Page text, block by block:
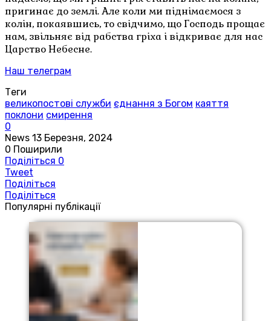
пригинає до землі. Але коли ми піднімаємося з
колін, покаявшись, то свідчимо, що Господь прощає
нам, звільняє від рабства гріха і відкриває для нас
Царство Небесне.
Наш телеграм
Теги
великопостові служби єднання з Богом каяття
поклони смирення
0
News 13 Березня, 2024
0 Поширили
Поділіться 0
Tweet
Поділіться
Поділіться
Популярні публікації